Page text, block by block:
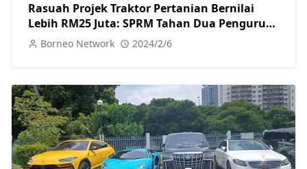
Rasuah Projek Traktor Pertanian Bernilai
Lebih RM25 Juta: SPRM Tahan Dua Pengurus
Besar dan Reman Seorang Pengarah Urusan
Borneo Network 2024/2/6